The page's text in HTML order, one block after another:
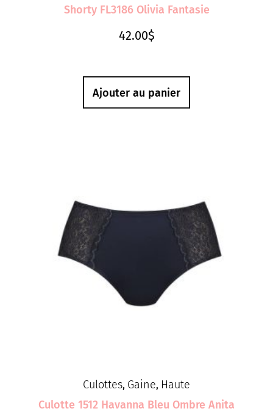
Shorty FL3186 Olivia Fantasie
42.00$
Ajouter au panier
Culottes, Gaine, Haute
Culotte 1512 Havanna Bleu Ombre Anita